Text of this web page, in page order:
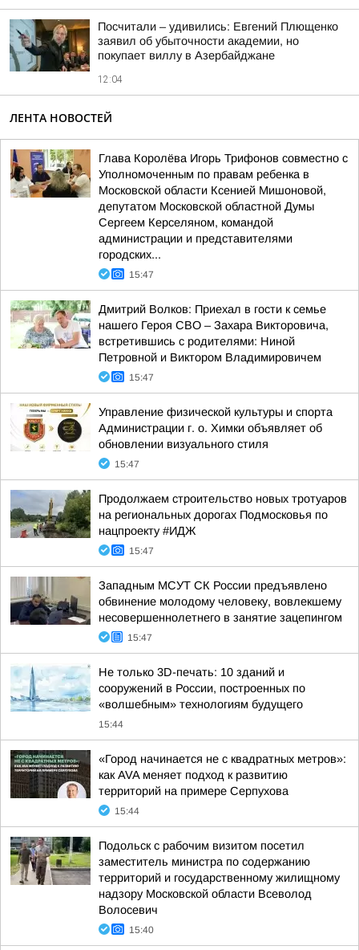
Посчитали – удивились: Евгений Плющенко
заявил об убыточности академии, но
покупает виллу в Азербайджане
12:04
ЛЕНТА НОВОСТЕЙ
Глава Королёва Игорь Трифонов совместно с
Уполномоченным по правам ребенка в
Московской области Ксенией Мишоновой,
депутатом Московской областной Думы
Сергеем Керселяном, командой
администрации и представителями
городских...
15:47
Дмитрий Волков: Приехал в гости к семье
нашего Героя СВО – Захара Викторовича,
встретившись с родителями: Ниной
Петровной и Виктором Владимировичем
15:47
Управление физической культуры и спорта
Администрации г. о. Химки объявляет об
обновлении визуального стиля
15:47
Продолжаем строительство новых тротуаров
на региональных дорогах Подмосковья по
нацпроекту #ИДЖ
15:47
Западным МСУТ СК России предъявлено
обвинение молодому человеку, вовлекшему
несовершеннолетнего в занятие зацепингом
15:47
Не только 3D-печать: 10 зданий и
сооружений в России, построенных по
«волшебным» технологиям будущего
15:44
«Город начинается не с квадратных метров»:
как AVA меняет подход к развитию
территорий на примере Серпухова
15:44
Подольск с рабочим визитом посетил
заместитель министра по содержанию
территорий и государственному жилищному
надзору Московской области Всеволод
Волосевич
15:40